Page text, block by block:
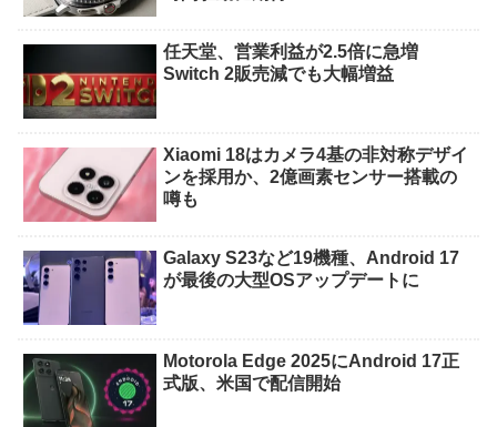
任天堂、営業利益が2.5倍に急増
Switch 2販売減でも大幅増益
Xiaomi 18はカメラ4基の非対称デザイ
ンを採用か、2億画素センサー搭載の
噂も
Galaxy S23など19機種、Android 17
が最後の大型OSアップデートに
Motorola Edge 2025にAndroid 17正
式版、米国で配信開始